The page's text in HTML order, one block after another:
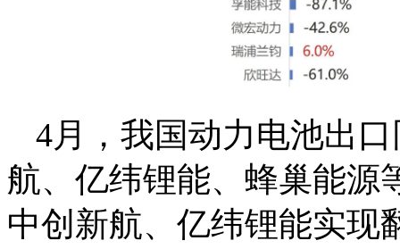
4月，我国动力电池出
航、亿纬锂能、蜂巢能源
中创新航、亿纬锂能实现